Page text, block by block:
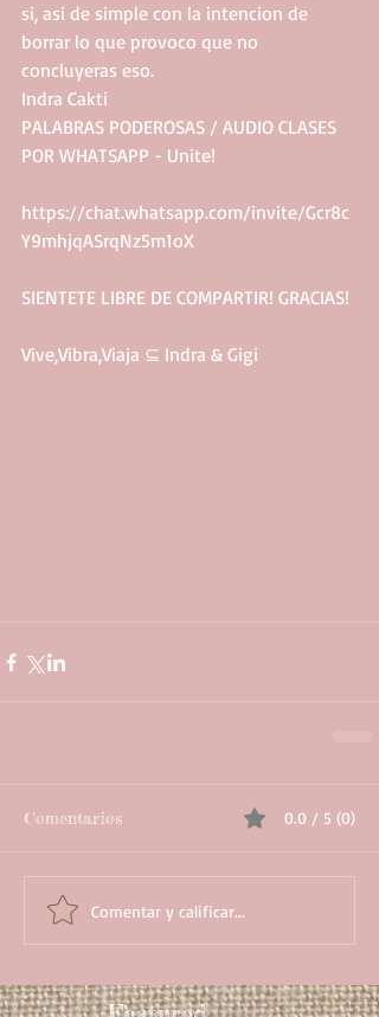
si, asi de simple con la intencion de
borrar lo que provoco que no
concluyeras eso.
Indra Cakti
PALABRAS PODEROSAS / AUDIO CLASES
POR WHATSAPP - Unite!
https://chat.whatsapp.com/invite/Gcr8c
Y9mhjqASrqNz5m1oX
SIENTETE LIBRE DE COMPARTIR! GRACIAS!
Vive,Vibra,Viaja ⊆ Indra & Gigi
Comentarios 0.0 / 5 (0)
Comentar y calificar...